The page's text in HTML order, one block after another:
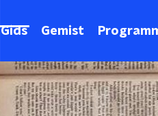
Gids Gemist